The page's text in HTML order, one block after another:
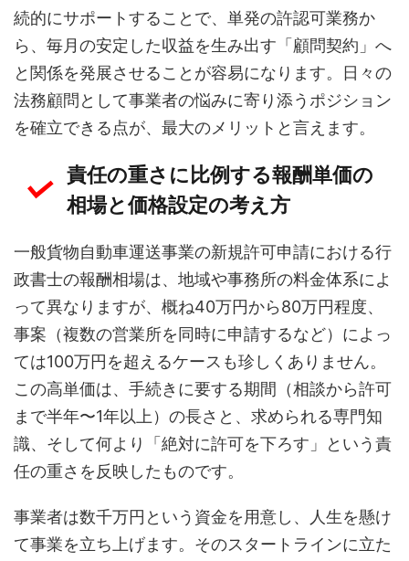
続的にサポートすることで、単発の許認可業務か
ら、毎月の安定した収益を生み出す「顧問契約」へ
と関係を発展させることが容易になります。日々の
法務顧問として事業者の悩みに寄り添うポジション
を確立できる点が、最大のメリットと言えます。
責任の重さに比例する報酬単価の
相場と価格設定の考え方
一般貨物自動車運送事業の新規許可申請における行
政書士の報酬相場は、地域や事務所の料金体系によ
って異なりますが、概ね40万円から80万円程度、
事案（複数の営業所を同時に申請するなど）によっ
ては100万円を超えるケースも珍しくありません。
この高単価は、手続きに要する期間（相談から許可
まで半年〜1年以上）の長さと、求められる専門知
識、そして何より「絶対に許可を下ろす」という責
任の重さを反映したものです。
事業者は数千万円という資金を用意し、人生を懸け
て事業を立ち上げます。そのスタートラインに立た